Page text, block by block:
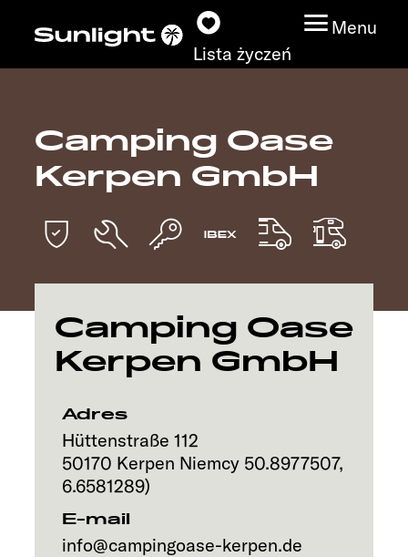
Lista życzeń
Menu
Modele
pojazdów
Badać
Camping Oase
Kerpen GmbH
Camping Oase
Kerpen GmbH
Adres
Hüttenstraße 112
50170 Kerpen Niemcy 50.8977507,
6.6581289)
E-mail
info@campingoase-kerpen.de